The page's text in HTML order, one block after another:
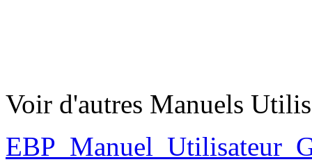
Voir d'autres Manuels